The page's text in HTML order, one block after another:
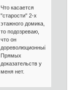
Что касается
"старости" 2-х
этажного домика,
то подозреваю,
что он
дореволюционный.
Прямых
доказательств у
меня нет.